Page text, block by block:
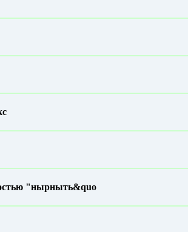
"нырныть&quo